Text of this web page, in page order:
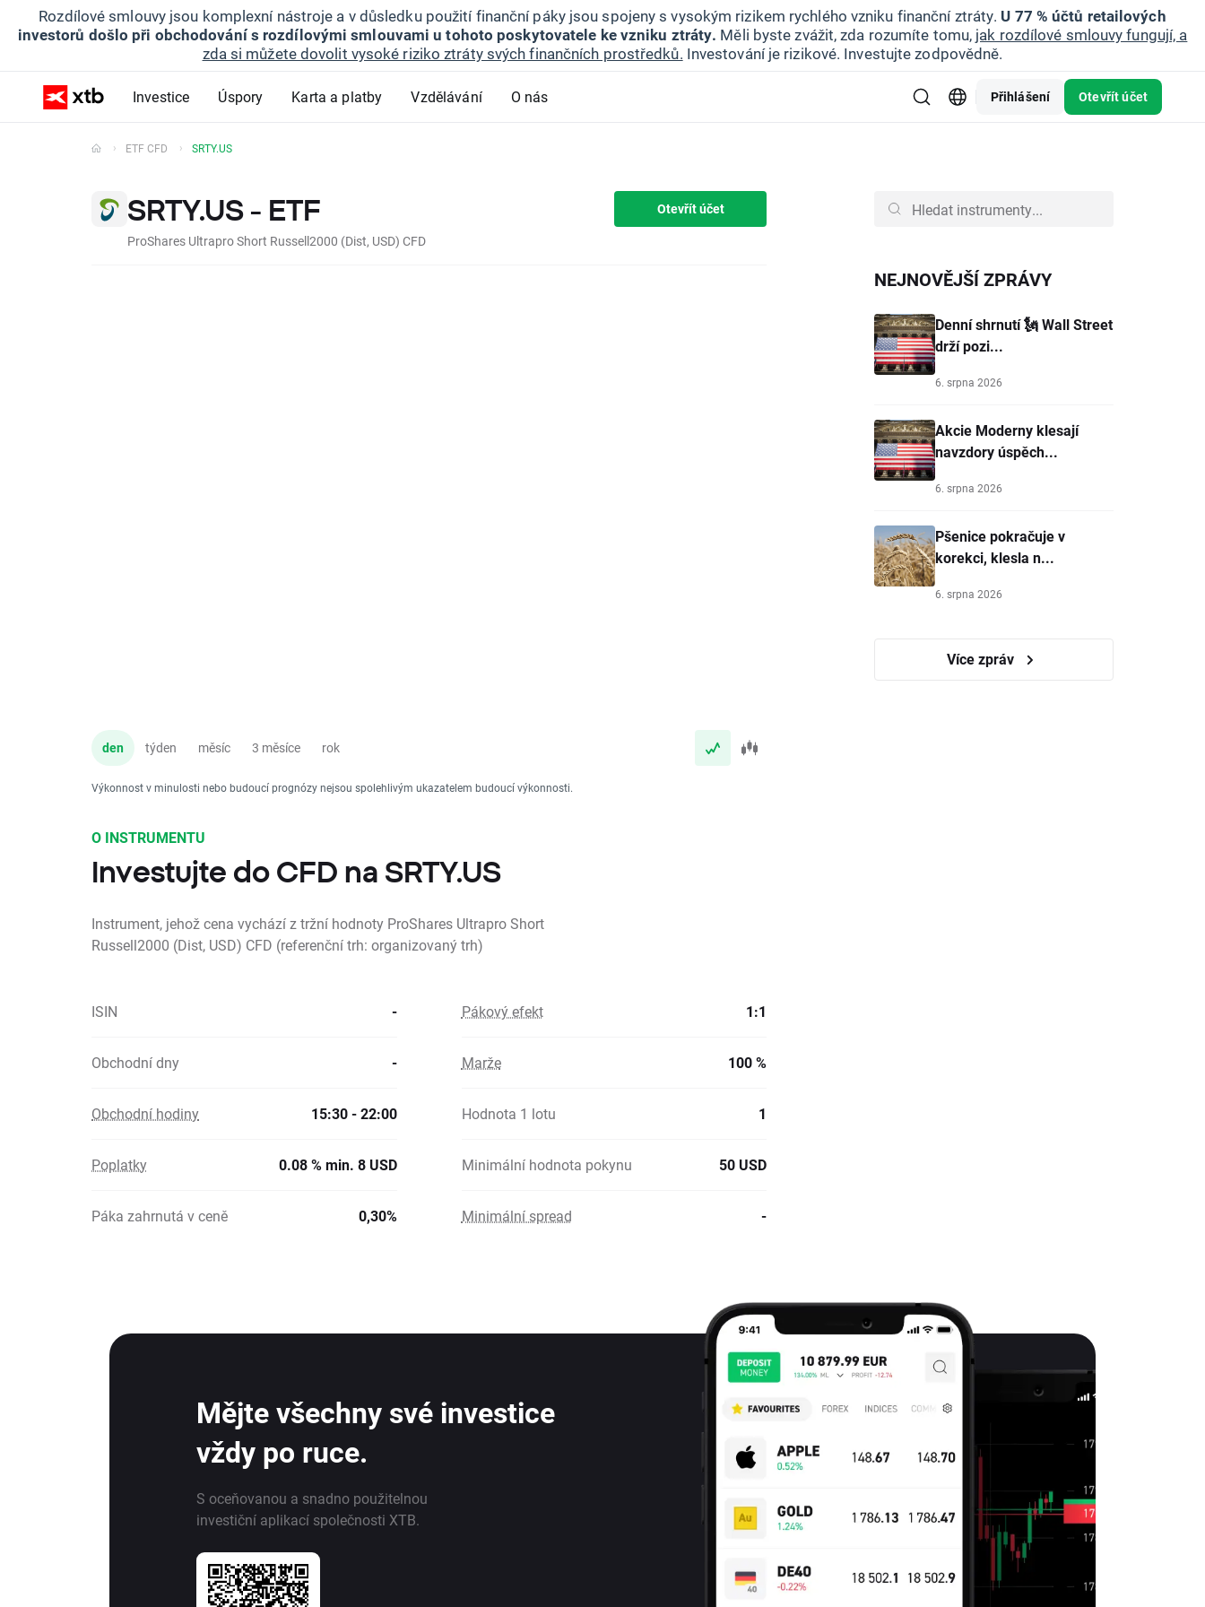
Rozdílové smlouvy jsou komplexní nástroje a v důsledku použití finanční páky jsou spojeny s vysokým rizikem rychlého vzniku finanční ztráty. U 77 % účtů retailových
investorů došlo při obchodování s rozdílovými smlouvami u tohoto poskytovatele ke vzniku ztráty. Měli byste zvážit, zda rozumíte tomu, jak rozdílové smlouvy fungují, a
zda si můžete dovolit vysoké riziko ztráty svých finančních prostředků. Investování je rizikové. Investujte zodpovědně.
Investice Úspory Karta a platby Vzdělávání O nás Přihlášení Otevřít účet
ETF CFD SRTY.US
SRTY.US - ETF
ProShares Ultrapro Short Russell2000 (Dist, USD) CFD
Otevřít účet
den týden měsíc 3 měsíce rok
Výkonnost v minulosti nebo budoucí prognózy nejsou spolehlivým ukazatelem budoucí výkonnosti.
NEJNOVĚJŠÍ ZPRÁVY
Denní shrnutí 🗽 Wall Street
drží pozi...
6. srpna 2026
Akcie Moderny klesají
navzdory úspěch...
6. srpna 2026
Pšenice pokračuje v
korekci, klesla n...
6. srpna 2026
Více zpráv
O INSTRUMENTU
Investujte do CFD na SRTY.US
Instrument, jehož cena vychází z tržní hodnoty ProShares Ultrapro Short
Russell2000 (Dist, USD) CFD (referenční trh: organizovaný trh)
ISIN - Pákový efekt 1:1
Obchodní dny - Marže 100 %
Obchodní hodiny 15:30 - 22:00 Hodnota 1 lotu 1
Poplatky 0.08 % min. 8 USD Minimální hodnota pokynu 50 USD
Páka zahrnutá v ceně 0,30% Minimální spread -
Mějte všechny své investice
vždy po ruce.
S oceňovanou a snadno použitelnou
investiční aplikací společnosti XTB.